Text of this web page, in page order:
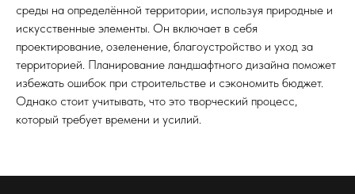
среды на определённой территории, используя природные и
искусственные элементы. Он включает в себя
проектирование, озеленение, благоустройство и уход за
территорией. Планирование ландшафтного дизайна поможет
избежать ошибок при строительстве и сэкономить бюджет.
Однако стоит учитывать, что это творческий процесс,
который требует времени и усилий.